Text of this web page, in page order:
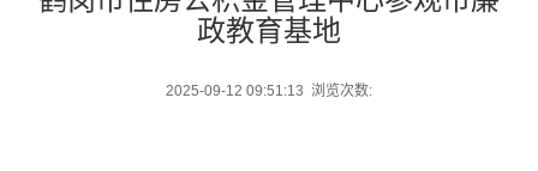
政教育基地
2025-09-12 09:51:13 浏览次数: